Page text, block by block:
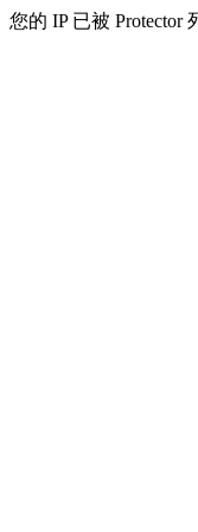
您的 IP 已被 Protector